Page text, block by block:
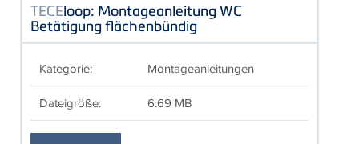
TECEloop: Montageanleitung WC
Betätigung flächenbündig
Kategorie: Montageanleitungen
Dateigröße: 6.69 MB